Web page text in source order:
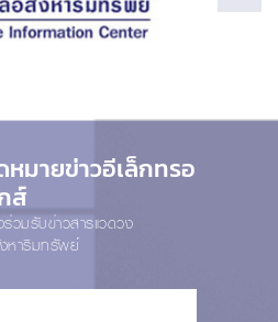
หมายข่าวอีเล็กทรอ
ส์
ร่วมรับข่าวสารแวดวง
หาริมทรัพย์